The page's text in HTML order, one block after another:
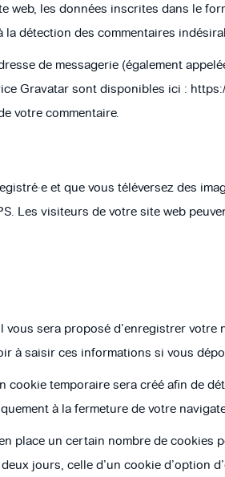
web, les données inscrites dans le
détection des commentaires
de messagerie (également
Gravatar sont disponibles ici :
votre commentaire.
et que vous téléversez des
Les visiteurs de votre site web
sera proposé d’enregistrer votre
à saisir ces informations si vous
cookie temporaire sera créé afin de
à la fermeture de votre
place un certain nombre de cookies
jours, celle d’un cookie d’option